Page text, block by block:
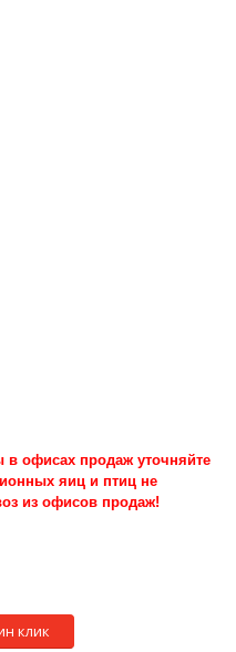
офисах продаж уточняйте
яиц и птиц не
из офисов продаж!
клик